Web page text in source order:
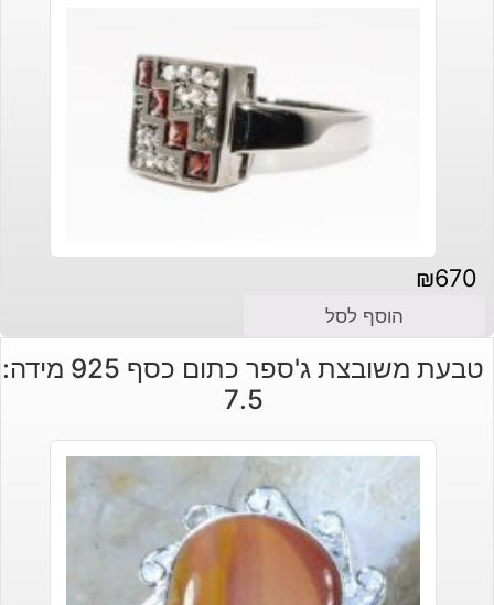
₪670
הוסף לסל
טבעת משובצת ג'ספר כתום כסף 925 מידה:
7.5